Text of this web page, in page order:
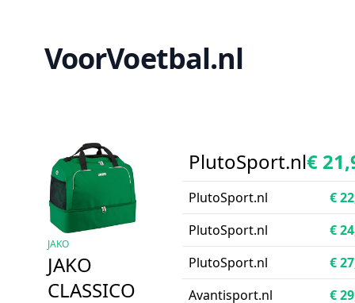
VoorVoetbal.nl
JAKO
JAKO
CLASSICO
PlutoSport.nl€
PlutoSport.nl
€
PlutoSport.nl
€
PlutoSport.nl
€
Avantisport.nl
€